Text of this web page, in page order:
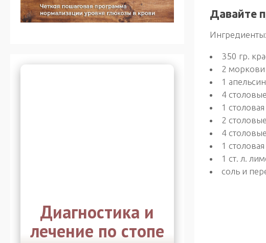
Давайте
Ингредиенты:
350 гр.
2 моркови
1 апельсин
4
1
2
4
1
1 ст. л.
соль и
Диагностика и
лечение по стопе